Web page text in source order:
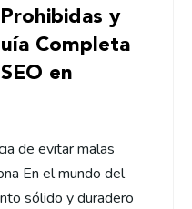
y
Completa
en
de evitar malas
En el mundo del
sólido y duradero